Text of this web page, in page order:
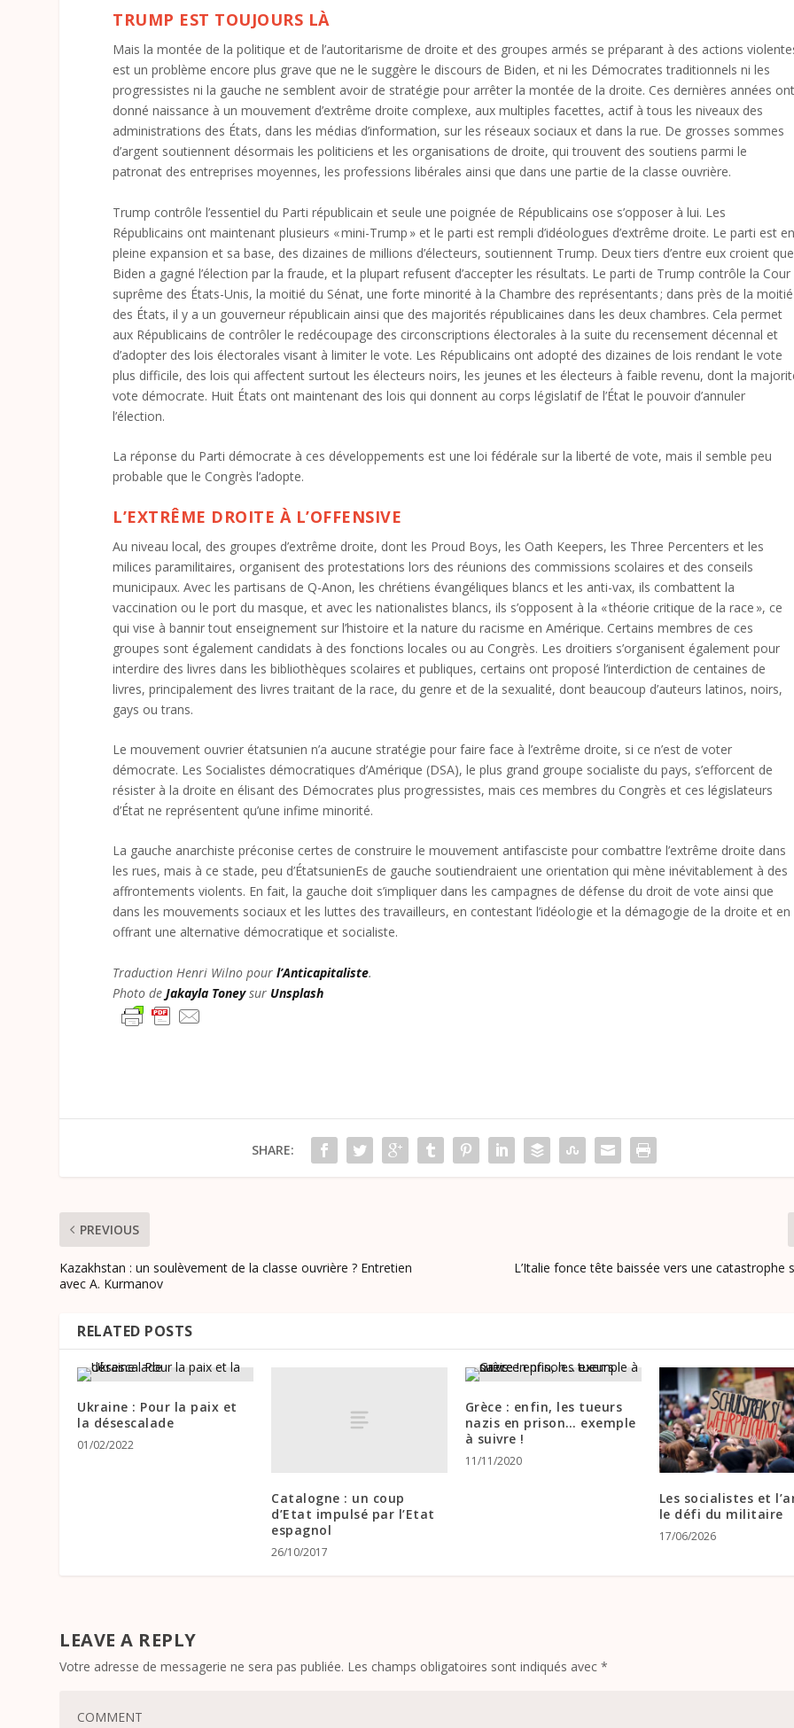
TRUMP EST TOUJOURS LÀ
Mais la montée de la politique et de l’autoritarisme de droite et des groupes armés se préparant à des actions
est un problème encore plus grave que ne le suggère le discours de Biden, et ni les Démocrates traditionnels ni les
progressistes ni la gauche ne semblent avoir de stratégie pour arrêter la montée de la droite. Ces dernières années ont
donné naissance à un mouvement d’extrême droite complexe, aux multiples facettes, actif à tous les niveaux des
administrations des États, dans les médias d’information, sur les réseaux sociaux et dans la rue. De grosses sommes
d’argent soutiennent désormais les politiciens et les organisations de droite, qui trouvent des soutiens parmi le
patronat des entreprises moyennes, les professions libérales ainsi que dans une partie de la classe ouvrière.
Trump contrôle l’essentiel du Parti républicain et seule une poignée de Républicains ose s’opposer à lui. Les
Républicains ont maintenant plusieurs « mini-Trump » et le parti est rempli d’idéologues d’extrême droite. Le parti est en
pleine expansion et sa base, des dizaines de millions d’électeurs, soutiennent Trump. Deux tiers d’entre eux croient que
Biden a gagné l’élection par la fraude, et la plupart refusent d’accepter les résultats. Le parti de Trump contrôle la Cour
suprême des États-Unis, la moitié du Sénat, une forte minorité à la Chambre des représentants ; dans près de la moitié
des États, il y a un gouverneur républicain ainsi que des majorités républicaines dans les deux chambres. Cela permet
aux Républicains de contrôler le redécoupage des circonscriptions électorales à la suite du recensement décennal et
d’adopter des lois électorales visant à limiter le vote. Les Républicains ont adopté des dizaines de lois rendant le vote
plus difficile, des lois qui affectent surtout les électeurs noirs, les jeunes et les électeurs à faible revenu, dont la
vote démocrate. Huit États ont maintenant des lois qui donnent au corps législatif de l’État le pouvoir d’annuler
l’élection.
La réponse du Parti démocrate à ces développements est une loi fédérale sur la liberté de vote, mais il semble peu
probable que le Congrès l’adopte.
L’EXTRÊME DROITE À L’OFFENSIVE
Au niveau local, des groupes d’extrême droite, dont les Proud Boys, les Oath Keepers, les Three Percenters et les
milices paramilitaires, organisent des protestations lors des réunions des commissions scolaires et des conseils
municipaux. Avec les partisans de Q-Anon, les chrétiens évangéliques blancs et les anti-vax, ils combattent la
vaccination ou le port du masque, et avec les nationalistes blancs, ils s’opposent à la « théorie critique de la race », ce
qui vise à bannir tout enseignement sur l’histoire et la nature du racisme en Amérique. Certains membres de ces
groupes sont également candidats à des fonctions locales ou au Congrès. Les droitiers s’organisent également pour
interdire des livres dans les bibliothèques scolaires et publiques, certains ont proposé l’interdiction de centaines de
livres, principalement des livres traitant de la race, du genre et de la sexualité, dont beaucoup d’auteurs latinos, noirs,
gays ou trans.
Le mouvement ouvrier étatsunien n’a aucune stratégie pour faire face à l’extrême droite, si ce n’est de voter
démocrate. Les Socialistes démocratiques d’Amérique (DSA), le plus grand groupe socialiste du pays, s’efforcent de
résister à la droite en élisant des Démocrates plus progressistes, mais ces membres du Congrès et ces législateurs
d’État ne représentent qu’une infime minorité.
La gauche anarchiste préconise certes de construire le mouvement antifasciste pour combattre l’extrême droite dans
les rues, mais à ce stade, peu d’ÉtatsunienEs de gauche soutiendraient une orientation qui mène inévitablement à des
affrontements violents. En fait, la gauche doit s’impliquer dans les campagnes de défense du droit de vote ainsi que
dans les mouvements sociaux et les luttes des travailleurs, en contestant l’idéologie et la démagogie de la droite et en
offrant une alternative démocratique et socialiste.
Traduction Henri Wilno pourl’Anticapitaliste.
Photo deJakayla Toneysur Unsplash
SHARE:
PREVIOUS
Kazakhstan : un soulèvement de la classe ouvrière ? Entretien
avec A. Kurmanov
L’Italie fonce tête baissée vers une catastrophe
RELATED POSTS
Ukraine : Pour la paix et
la désescalade
01/02/2022
Catalogne : un coup
d’Etat impulsé par l’Etat
espagnol
26/10/2017
Grèce : enfin, les tueurs
nazis en prison… exemple
à suivre !
11/11/2020
Les socialistes et
le défi du militaire
17/06/2026
LEAVE A REPLY
Votre adresse de messagerie ne sera pas publiée. Les champs obligatoires sont indiqués avec*